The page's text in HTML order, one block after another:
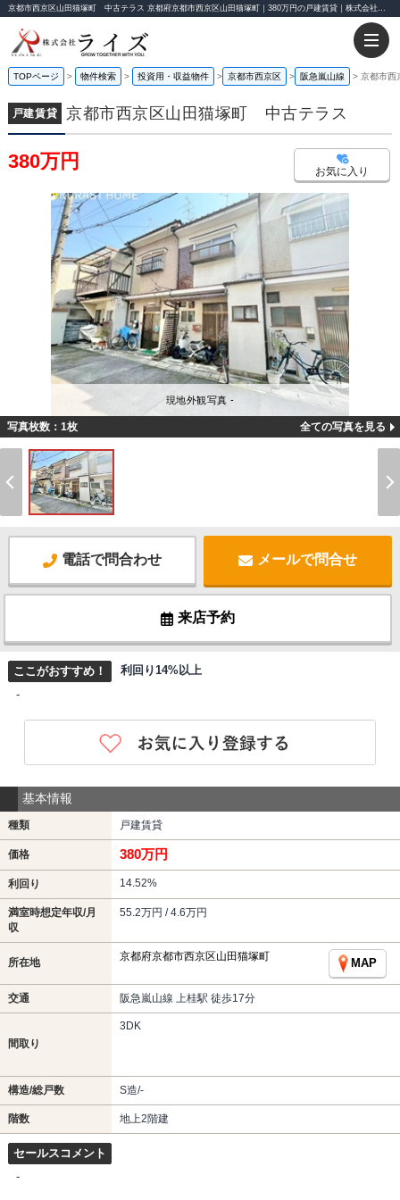
京都市西京区山田猫塚町 中古テラス 京都府京都市西京区山田猫塚町｜380万円の戸建賃貸｜株式会社ライズ
TOPページ 物件検索 投資用・収益物件 京都市西京区 阪急嵐山線 京都市
戸建賃貸 京都市西京区山田猫塚町 中古テラス
380万円 お気に入り
現地外観写真 -
写真枚数：1枚 全ての写真を見る
電話で問合わせ メールで問合せ
来店予約
ここがおすすめ！
利回り14%以上
-
基本情報
種類 戸建賃貸
価格 380万円
利回り 14.52%
満室時想定年収/月
収
55.2万円 / 4.6万円
所在地 京都府京都市西京区山田猫塚町
MAP
交通 阪急嵐山線 上桂駅 徒歩17分
間取り
3DK
構造/総戸数 S造/-
階数 地上2階建
セールスコメント
-